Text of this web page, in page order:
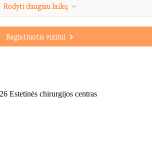
Rodyti daugiau laikų
Registruotis vizitui
Estetinės chirurgijos centras